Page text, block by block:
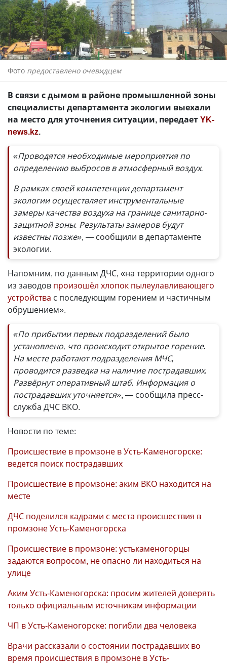
Фото предоставлено очевидцем
В связи с дымом в районе промышленной зоны
специалисты департамента экологии выехали
на место для уточнения ситуации, передаетYK-
news.kz.
«Проводятся необходимые мероприятия по
определению выбросов в атмосферный воздух.
В рамках своей компетенции департамент
экологии осуществляет инструментальные
замеры качества воздуха на границе санитарно-
защитной зоны. Результаты замеров будут
известны позже», — сообщили в департаменте
экологии.
Напомним, по данным ДЧС, «на территории одного
из заводов произошёл хлопок пылеулавливающего
устройства с последующим горением и частичным
обрушением».
«По прибытии первых подразделений было
установлено, что происходит открытое горение.
На месте работают подразделения МЧС,
проводится разведка на наличие пострадавших.
Развёрнут оперативный штаб. Информация о
пострадавших уточняется», — сообщила пресс-
служба ДЧС ВКО.
Новости по теме:
Происшествие в промзоне в Усть-Каменогорске:
ведется поиск пострадавших
Происшествие в промзоне: аким ВКО находится на
месте
ДЧС поделился кадрами с места происшествия в
промзоне Усть-Каменогорска
Происшествие в промзоне: устькаменогорцы
задаются вопросом, не опасно ли находиться на
улице
Аким Усть-Каменогорска: просим жителей доверять
только официальным источникам информации
ЧП в Усть-Каменогорске: погибли два человека
Врачи рассказали о состоянии пострадавших во
время происшествия в промзоне в Усть-